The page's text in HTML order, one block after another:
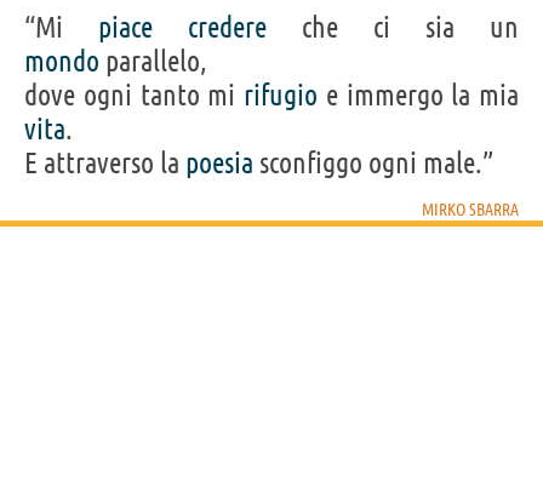
LIBRI DI MIRKO SBARRA
“Mi piace credere che ci sia un
mondo parallelo,
dove ogni tanto mi rifugio e immergo la mia
vita.
E attraverso la poesia sconfiggo ogni male.”
MIRKO SBARRA